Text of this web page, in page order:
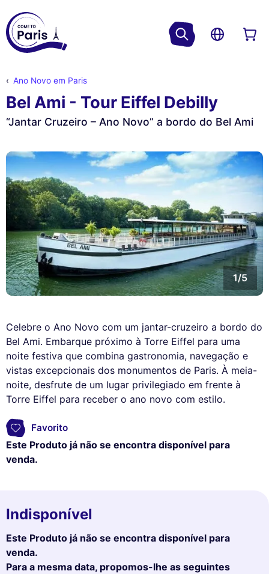
Ano Novo em Paris
Bel Ami - Tour Eiffel Debilly
“Jantar Cruzeiro – Ano Novo” a bordo do Bel Ami
1/5
Celebre o Ano Novo com um jantar-cruzeiro a bordo do
Bel Ami. Embarque próximo à Torre Eiffel para uma
noite festiva que combina gastronomia, navegação e
vistas excepcionais dos monumentos de Paris. À meia-
noite, desfrute de um lugar privilegiado em frente à
Torre Eiffel para receber o ano novo com estilo.
Favorito
Este Produto já não se encontra disponível para
venda.
Indisponível
Este Produto já não se encontra disponível para
venda.
Para a mesma data, propomos-lhe as seguintes